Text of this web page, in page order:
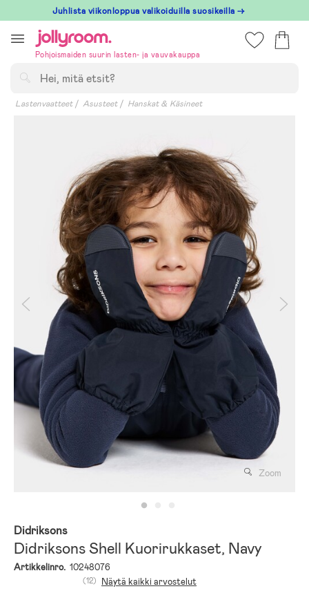
till
innehållet
Juhlista viikonloppua valikoiduilla suosikeilla →
Pohjoismaiden suurin lasten- ja vauvakauppa
Lastenvaatteet Asusteet Hanskat & Käsineet
Zoom
Didriksons
Didriksons Shell Kuorirukkaset, Navy
Artikkelinro. 10248076
(12) Näytä kaikki arvostelut